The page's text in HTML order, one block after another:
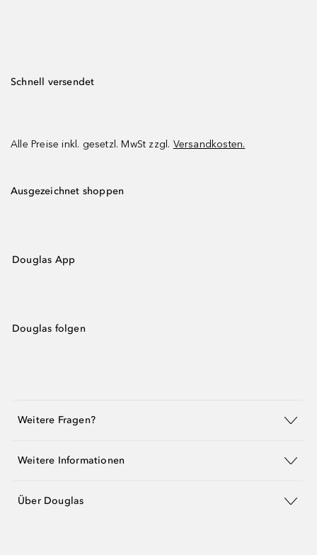
Schnell versendet
Alle Preise inkl. gesetzl. MwSt zzgl. Versandkosten.
Ausgezeichnet shoppen
Douglas App
Douglas folgen
Weitere Fragen?
Weitere Informationen
Über Douglas